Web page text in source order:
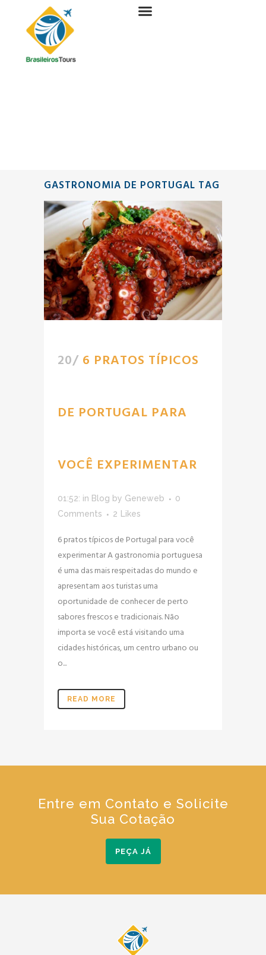
GASTRONOMIA DE PORTUGAL TAG
20/ 6 PRATOS TÍPICOS
DE PORTUGAL PARA
VOCÊ EXPERIMENTAR
01:52: in Blog by Geneweb
0
Comments
2 Likes
6 pratos típicos de Portugal para você
experimentar A gastronomia portuguesa
é uma das mais respeitadas do mundo e
apresentam aos turistas uma
oportunidade de conhecer de perto
sabores frescos e tradicionais. Não
importa se você está visitando uma
cidades históricas, um centro urbano ou
o...
READ MORE
Entre em Contato e Solicite
Sua Cotação
PEÇA JÁ